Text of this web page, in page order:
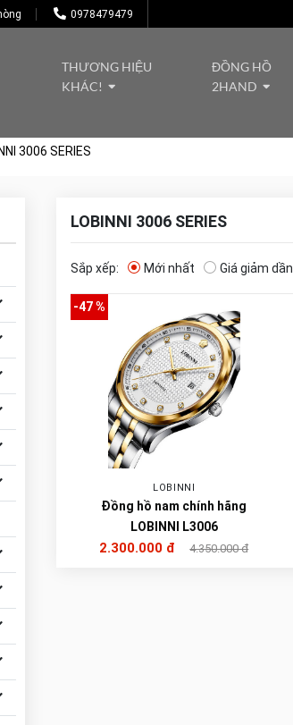
0978479479
THƯƠNG HIỆU
KHÁC!
ĐỒNG HỒ
2HAND
3006 SERIES
LOBINNI 3006 SERIES
Sắp xếp: Mới nhất Giá giảm dần
-47 %
LOBINNI
Đồng hồ nam chính hãng
LOBINNI L3006
2.300.000 đ 4.350.000 đ